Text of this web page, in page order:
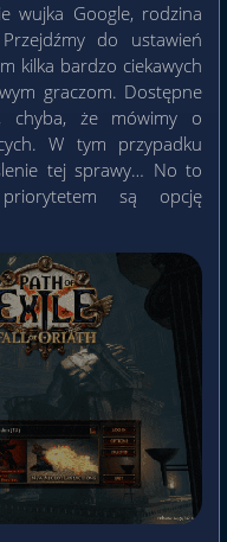
wujka Google, rodzina
do ustawień
kilka bardzo ciekawych
graczom. Dostępne
chyba, że mówimy o
W tym przypadku
tej sprawy… No to
są opcję